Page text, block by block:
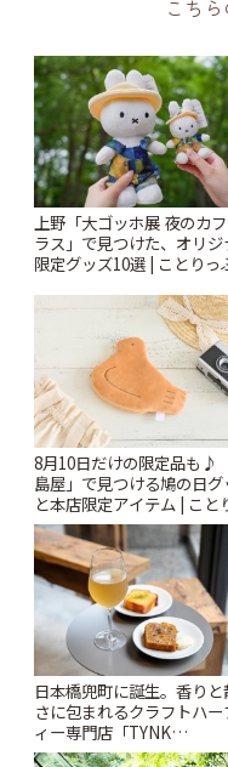
こち
上野「大ゴッホ展 夜のカ
ラス」で見つけた、オリジ
限定グッズ10選 | ことりっ
8月10日だけの限定品も♪
島屋」で見つける鳩の日グ
と本店限定アイテム | こと
ぷ
日本橋兜町に誕生。香りと
さに包まれるクラフトハー
ィー専門店「TYNK
Kabutocho」 | ことりっぷ